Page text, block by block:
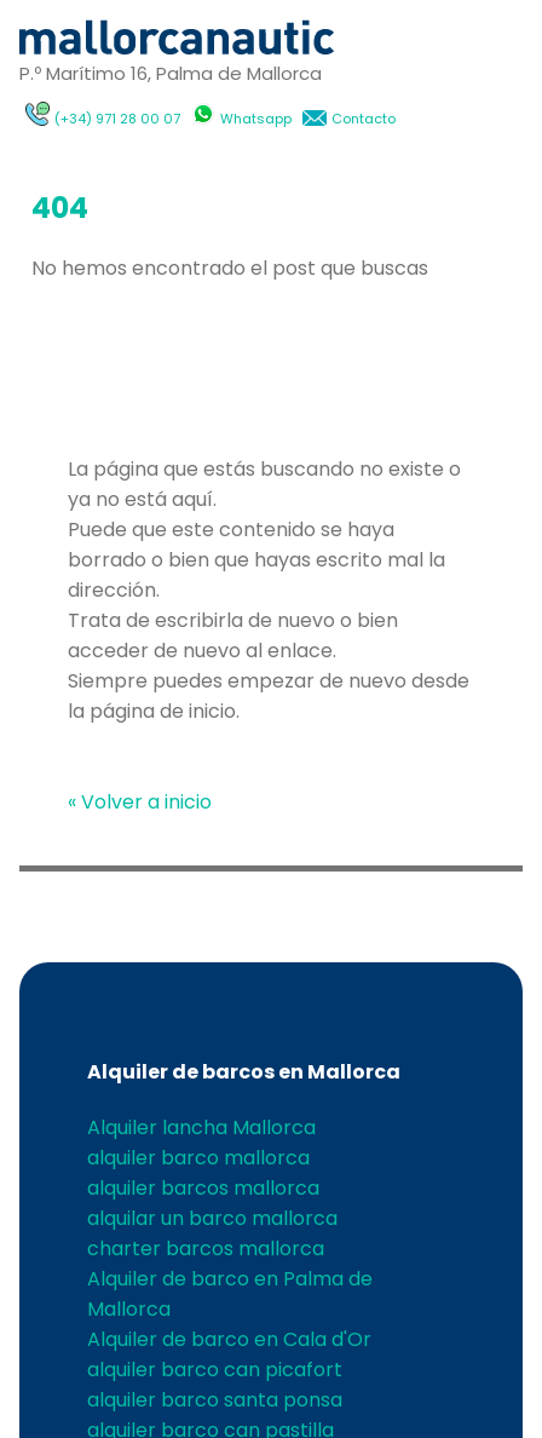
P.º Marítimo 16, Palma de Mallorca
(+34) 971 28 00 07 Whatsapp Contacto
404
No hemos encontrado el post que buscas
La página que estás buscando no existe o
ya no está aquí.
Puede que este contenido se haya
borrado o bien que hayas escrito mal la
dirección.
Trata de escribirla de nuevo o bien
acceder de nuevo al enlace.
Siempre puedes empezar de nuevo desde
la página de inicio.
« Volver a inicio
Alquiler de barcos en Mallorca
Alquiler lancha Mallorca
alquiler barco mallorca
alquiler barcos mallorca
alquilar un barco mallorca
charter barcos mallorca
Alquiler de barco en Palma de
Mallorca
Alquiler de barco en Cala d'Or
alquiler barco can picafort
alquiler barco santa ponsa
alquiler barco can pastilla